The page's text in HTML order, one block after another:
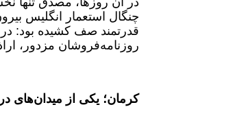
چنگال استعمار انگلیس
قدرتمند صف کشیده بود:
روزنامه‌فروشان مزدور،
کرمان؛ یکی از میدان‌های